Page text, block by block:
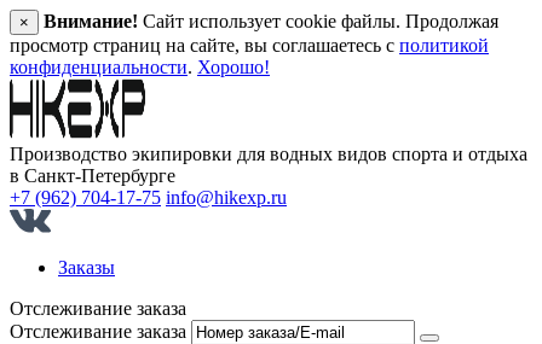
× Внимание! Сайт использует cookie файлы. Продолжая
просмотр страниц на сайте, вы соглашаетесь с политикой
конфиденциальности. Хорошо!
Производство экипировки для водных видов спорта и отдыха
в Санкт‑Петербурге
+7 (962) 704-17-75 info@hikexp.ru
Заказы
Отслеживание заказа
Отслеживание заказа